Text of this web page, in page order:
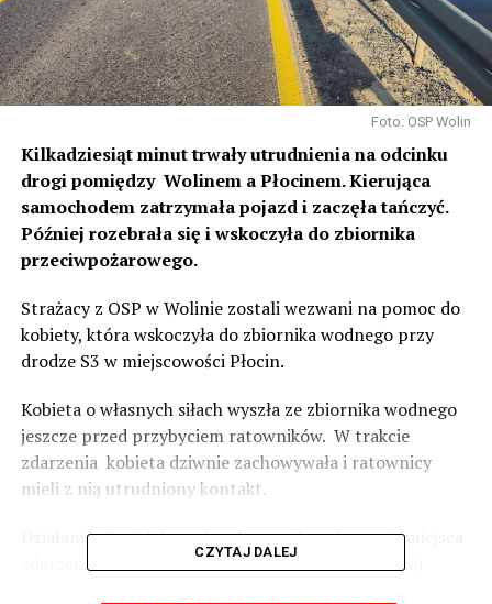
Foto: OSP Wolin
Kilkadziesiąt minut trwały utrudnienia na odcinku
drogi pomiędzy Wolinem a Płocinem. Kierująca
samochodem zatrzymała pojazd i zaczęła tańczyć.
Później rozebrała się i wskoczyła do zbiornika
przeciwpożarowego.
Strażacy z OSP w Wolinie zostali wezwani na pomoc do
kobiety, która wskoczyła do zbiornika wodnego przy
drodze S3 w miejscowości Płocin.
Kobieta o własnych siłach wyszła ze zbiornika wodnego
jeszcze przed przybyciem ratowników. W trakcie
zdarzenia kobieta dziwnie zachowywała i ratownicy
mieli z nią utrudniony kontakt.
Działania strażaków polegały na zabezpieczeniu miejsca
zdarzenia oraz udzieleniu kwalifikowanej pierwszej
CZYTAJ DALEJ